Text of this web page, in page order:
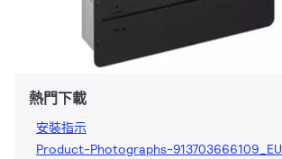
熱門下載
安裝指示
Product-Photographs-913703666109_EU